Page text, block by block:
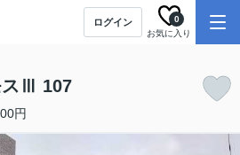
ログイン
お気に入り
0
スⅢ 107
円